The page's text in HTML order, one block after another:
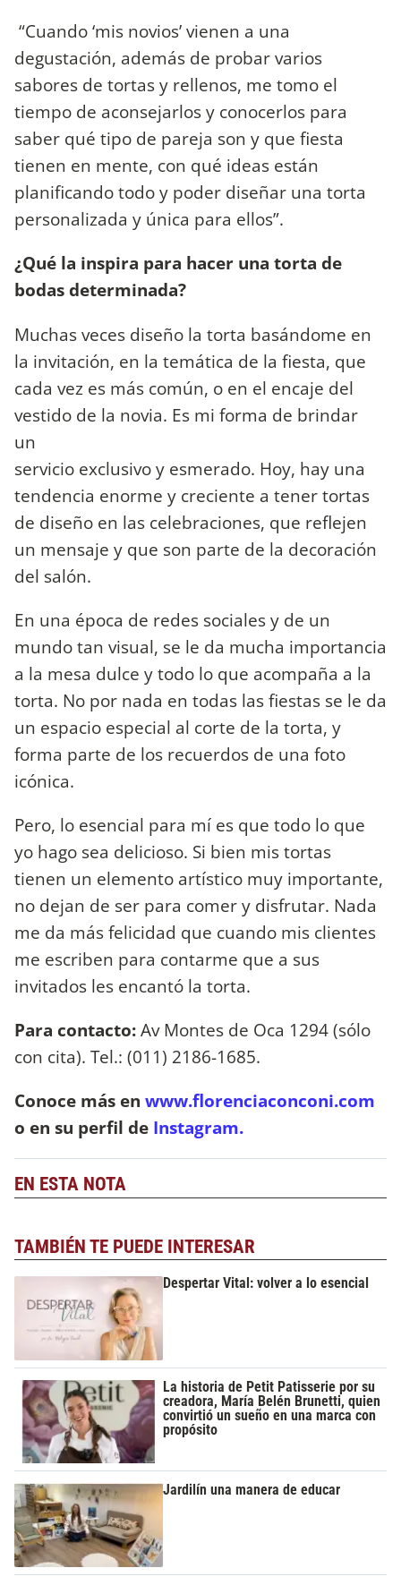
“Cuando ‘mis novios’ vienen a una
degustación, además de probar varios
sabores de tortas y rellenos, me tomo el
tiempo de aconsejarlos y conocerlos para
saber qué tipo de pareja son y que fiesta
tienen en mente, con qué ideas están
planificando todo y poder diseñar una torta
personalizada y única para ellos”.
¿Qué la inspira para hacer una torta de
bodas determinada?
Muchas veces diseño la torta basándome en
la invitación, en la temática de la fiesta, que
cada vez es más común, o en el encaje del
vestido de la novia. Es mi forma de brindar
un
servicio exclusivo y esmerado. Hoy, hay una
tendencia enorme y creciente a tener tortas
de diseño en las celebraciones, que reflejen
un mensaje y que son parte de la decoración
del salón.
En una época de redes sociales y de un
mundo tan visual, se le da mucha importancia
a la mesa dulce y todo lo que acompaña a la
torta. No por nada en todas las fiestas se le da
un espacio especial al corte de la torta, y
forma parte de los recuerdos de una foto
icónica.
Pero, lo esencial para mí es que todo lo que
yo hago sea delicioso. Si bien mis tortas
tienen un elemento artístico muy importante,
no dejan de ser para comer y disfrutar. Nada
me da más felicidad que cuando mis clientes
me escriben para contarme que a sus
invitados les encantó la torta.
Para contacto:Av Montes de Oca 1294 (sólo
con cita). Tel.: (011) 2186-1685.
Conoce más en www.florenciaconconi.com
o en su perfil de Instagram.
EN ESTA NOTA
TAMBIÉN TE PUEDE INTERESAR
Despertar Vital: volver a lo esencial
La historia de Petit Patisserie por su
creadora, María Belén Brunetti, quien
convirtió un sueño en una marca con
propósito
Jardilín una manera de educar